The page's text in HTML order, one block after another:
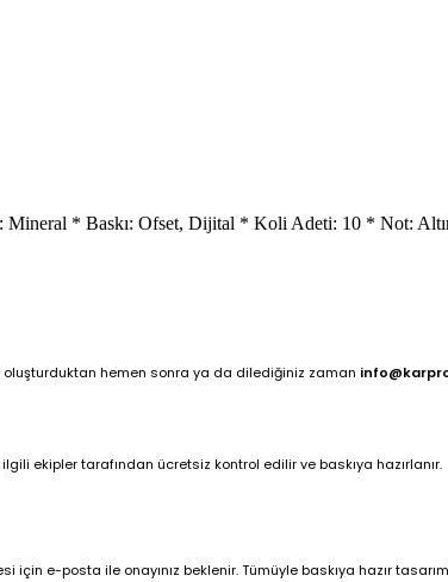
* Baskı: Ofset, Dijital * Koli Adeti: 10 * Not:
oluşturduktan hemen sonra ya da dilediğiniz zaman
ekipler tarafından ücretsiz kontrol edilir ve baskıya hazırlanır.
e-posta ile onayınız beklenir. Tümüyle baskıya hazır